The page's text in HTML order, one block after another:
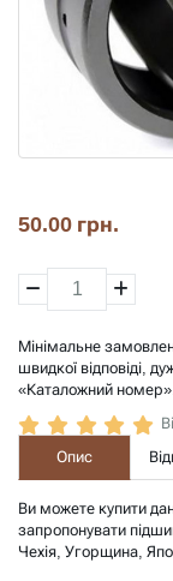
50.00 грн.
Мінімальне
швидкої відповіді,
«Каталожний
Опис
Ви можете купити
запропонувати
Чехія, Угорщина,